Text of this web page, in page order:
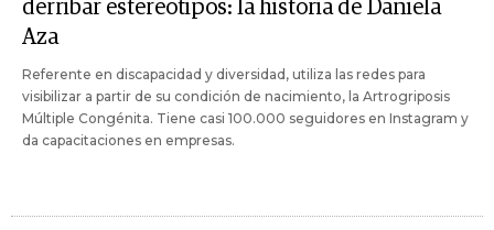
derribar estereotipos: la historia de Daniela
Aza
Referente en discapacidad y diversidad, utiliza las redes para
visibilizar a partir de su condición de nacimiento, la Artrogriposis
Múltiple Congénita. Tiene casi 100.000 seguidores en Instagram y
da capacitaciones en empresas.